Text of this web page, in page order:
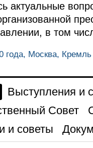
актуальные
в том
года, Москва, Кремль
Выступления и
Совет
и советы